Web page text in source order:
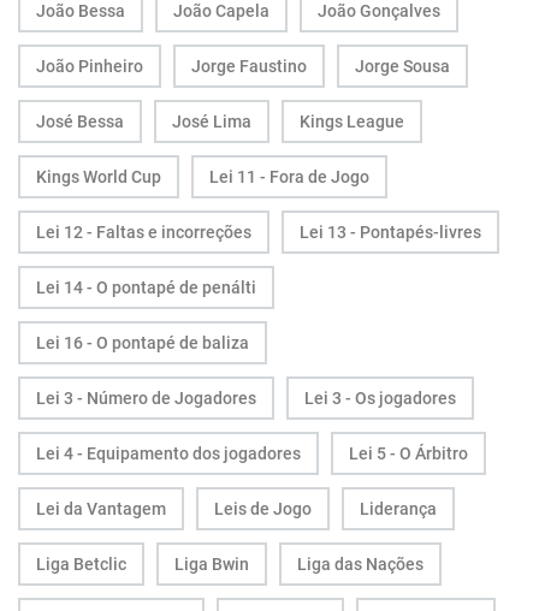
João Bessa João Capela João Gonçalves
João Pinheiro Jorge Faustino Jorge Sousa
José Bessa José Lima Kings League
Kings World Cup Lei 11 - Fora de Jogo
Lei 12 - Faltas e incorreções Lei 13 - Pontapés-livres
Lei 14 - O pontapé de penálti
Lei 16 - O pontapé de baliza
Lei 3 - Número de Jogadores Lei 3 - Os jogadores
Lei 4 - Equipamento dos jogadores Lei 5 - O Árbitro
Lei da Vantagem Leis de Jogo Liderança
Liga Betclic Liga Bwin Liga das Nações